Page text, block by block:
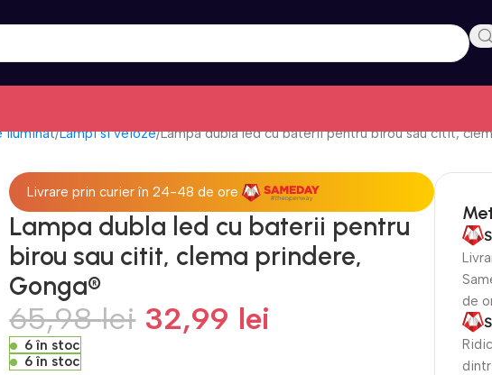
iluminat Lampi si veioze Lampa dubla led cu baterii pentru birou sau citit,
Livrare prin curier în 24-48 de ore
Lampa dubla led cu baterii pentru
birou sau citit, clema prindere,
Gonga®
65,98lei 32,99 lei
6 în stoc
6 în stoc
de